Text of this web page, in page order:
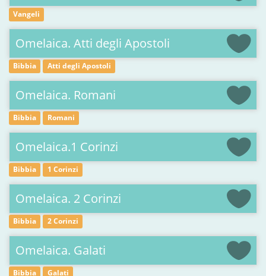
Vangeli
Omelaica. Atti degli Apostoli
Bibbia Atti degli Apostoli
Omelaica. Romani
Bibbia Romani
Omelaica.1 Corinzi
Bibbia 1 Corinzi
Omelaica. 2 Corinzi
Bibbia 2 Corinzi
Omelaica. Galati
Bibbia Galati